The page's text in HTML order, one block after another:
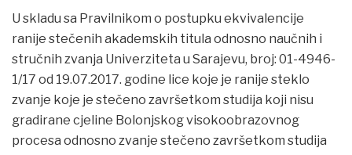
U skladu sa Pravilnikom o postupku ekvivalencije
ranije stečenih akademskih titula odnosno naučnih i
stručnih zvanja Univerziteta u Sarajevu, broj: 01-4946-
1/17 od 19.07.2017. godine lice koje je ranije steklo
zvanje koje je stečeno završetkom studija koji nisu
gradirane cjeline Bolonjskog visokoobrazovnog
procesa odnosno zvanje stečeno završetkom studija